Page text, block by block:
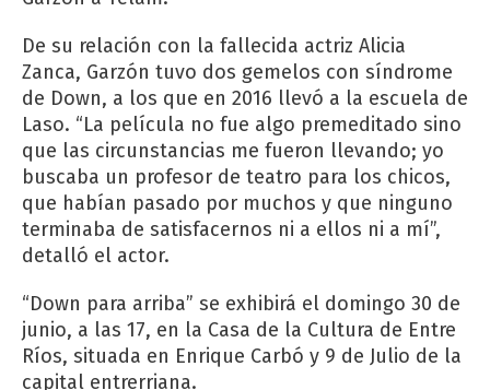
De su relación con la fallecida actriz Alicia
Zanca, Garzón tuvo dos gemelos con síndrome
de Down, a los que en 2016 llevó a la escuela de
Laso. “La película no fue algo premeditado sino
que las circunstancias me fueron llevando; yo
buscaba un profesor de teatro para los chicos,
que habían pasado por muchos y que ninguno
terminaba de satisfacernos ni a ellos ni a mí”,
detalló el actor.
“Down para arriba” se exhibirá el domingo 30 de
junio, a las 17, en la Casa de la Cultura de Entre
Ríos, situada en Enrique Carbó y 9 de Julio de la
capital entrerriana.